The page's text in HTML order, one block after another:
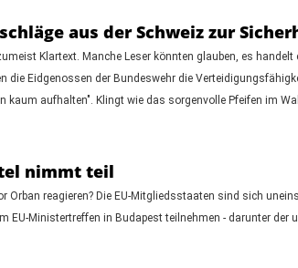
aus der Schweiz zur
Klartext. Manche Leser könnten glauben, es
Eidgenossen der Bundeswehr die
aufhalten". Klingt wie das sorgenvolle Pfeifen im
nimmt teil
reagieren? Die EU-Mitgliedsstaaten sind sich
Ministertreffen in Budapest teilnehmen - darunter der